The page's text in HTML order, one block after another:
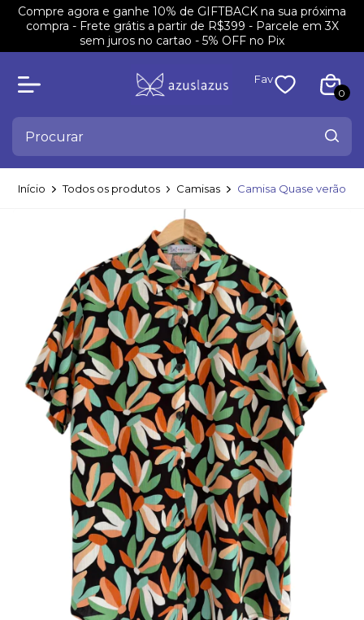
Compre agora e ganhe 10% de GIFTBACK na sua próxima
compra - Frete grátis a partir de R$399 - Parcele em 3X
sem juros no cartao - 5% OFF no Pix
Fav
0
Início Todos os produtos Camisas Camisa Quase verão